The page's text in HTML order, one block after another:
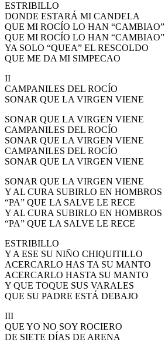
ESTRIBILLO
DONDE ESTARÁ MI CANDELA
QUE MI ROCÍO LO HAN “CAMBIAO”
QUE MI ROCÍO LO HAN “CAMBIAO”
YA SOLO “QUEA” EL RESCOLDO
QUE ME DA MI SIMPECAO
II
CAMPANILES DEL ROCÍO
SONAR QUE LA VIRGEN VIENE
SONAR QUE LA VIRGEN VIENE
CAMPANILES DEL ROCÍO
SONAR QUE LA VIRGEN VIENE
CAMPANILES DEL ROCÍO
SONAR QUE LA VIRGEN VIENE
SONAR QUE LA VIRGEN VIENE
Y AL CURA SUBIRLO EN HOMBROS
“PA” QUE LA SALVE LE RECE
Y AL CURA SUBIRLO EN HOMBROS
“PA” QUE LA SALVE LE RECE
ESTRIBILLO
Y A ESE SU NIÑO CHIQUITILLO
ACERCARLO HAS TA SU MANTO
ACERCARLO HASTA SU MANTO
Y QUE TOQUE SUS VARALES
QUE SU PADRE ESTÁ DEBAJO
III
QUE YO NO SOY ROCIERO
DE SIETE DÍAS DE ARENA